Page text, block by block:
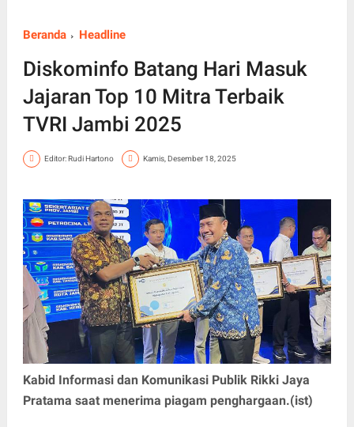
Beranda Headline
Diskominfo Batang Hari Masuk
Jajaran Top 10 Mitra Terbaik
TVRI Jambi 2025
Editor: Rudi Hartono Kamis, Desember 18, 2025
Kabid Informasi dan Komunikasi Publik Rikki Jaya
Pratama saat menerima piagam penghargaan.(ist)